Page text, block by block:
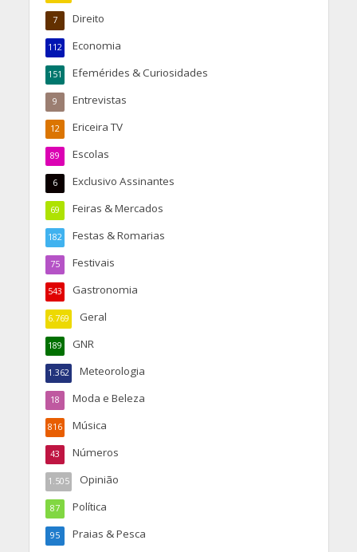
Direito
7
Economia
112
Efemérides & Curiosidades
151
Entrevistas
9
Ericeira TV
12
Escolas
89
Exclusivo Assinantes
6
Feiras & Mercados
69
Festas & Romarias
182
Festivais
75
Gastronomia
543
Geral
6.769
GNR
189
Meteorologia
1.362
Moda e Beleza
18
Música
816
Números
43
Opinião
1.505
Política
87
Praias & Pesca
95